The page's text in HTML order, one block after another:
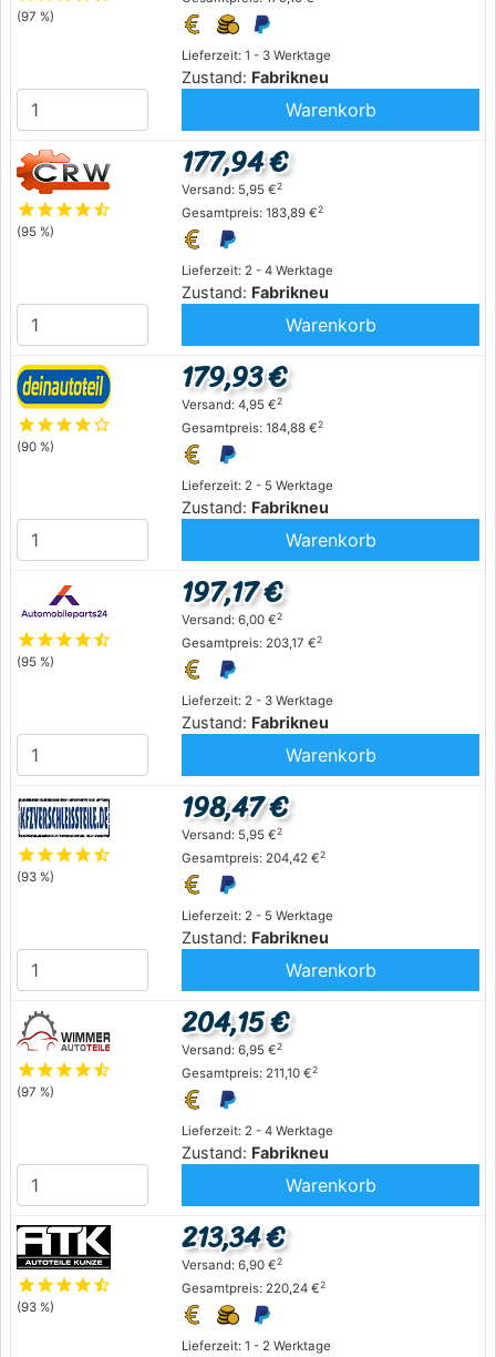
(97 %)
Lieferzeit: 1 - 3 Werktage
Zustand: Fabrikneu
Warenkorb
starstarstarstarstar_half
(95 %)
Lieferzeit: 2 - 4 Werktage
Zustand: Fabrikneu
177,94 €
Versand: 5,95 €2
Gesamtpreis: 183,89 €2
Warenkorb
starstarstarstarstar_outline
(90 %)
Lieferzeit: 2 - 5 Werktage
Zustand: Fabrikneu
179,93 €
Versand: 4,95 €2
Gesamtpreis: 184,88 €2
Warenkorb
starstarstarstarstar_half
(95 %)
Lieferzeit: 2 - 3 Werktage
Zustand: Fabrikneu
197,17 €
Versand: 6,00 €2
Gesamtpreis: 203,17 €2
Warenkorb
starstarstarstarstar_half
(93 %)
Lieferzeit: 2 - 5 Werktage
Zustand: Fabrikneu
198,47 €
Versand: 5,95 €2
Gesamtpreis: 204,42 €2
Warenkorb
starstarstarstarstar_half
(97 %)
Lieferzeit: 2 - 4 Werktage
Zustand: Fabrikneu
204,15 €
Versand: 6,95 €2
Gesamtpreis: 211,10 €2
Warenkorb
starstarstarstarstar_half
(93 %)
Lieferzeit: 1 - 2 Werktage
213,34 €
Versand: 6,90 €2
Gesamtpreis: 220,24 €2